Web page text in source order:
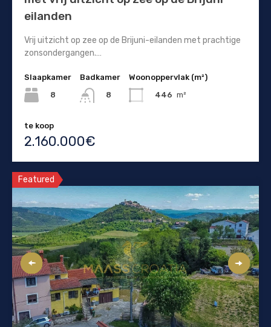
eilanden
Vrij uitzicht op zee op de Brijuni-eilanden met prachtige
zonsondergangen.…
Slaapkamer
8
Badkamer
8
Woonoppervlak (m²)
446 m²
te koop
2.160.000€
Featured